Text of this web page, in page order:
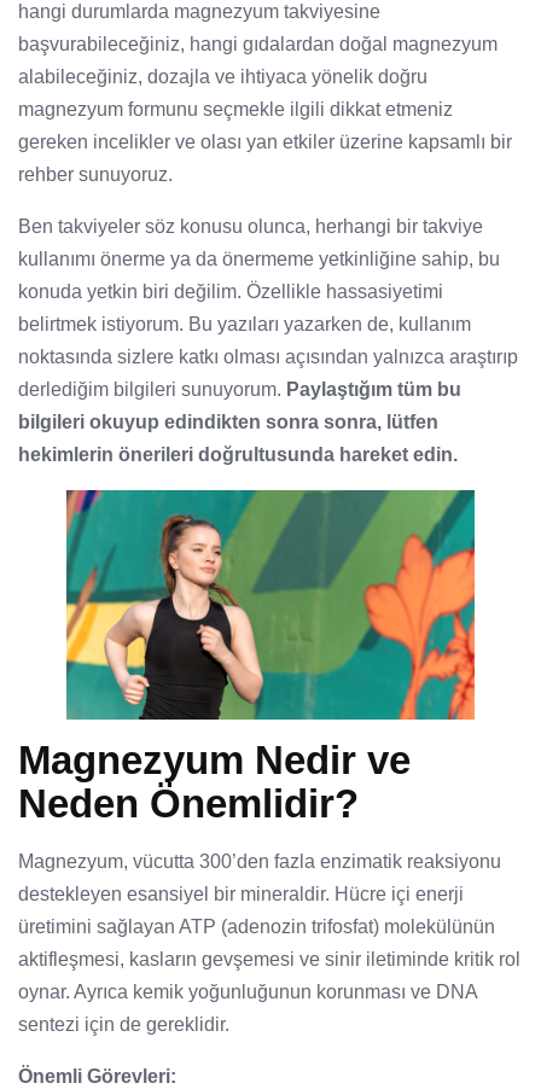
hangi durumlarda magnezyum takviyesine
başvurabileceğiniz, hangi gıdalardan doğal magnezyum
alabileceğiniz, dozajla ve ihtiyaca yönelik doğru
magnezyum formunu seçmekle ilgili dikkat etmeniz
gereken incelikler ve olası yan etkiler üzerine kapsamlı bir
rehber sunuyoruz.
Ben takviyeler söz konusu olunca, herhangi bir takviye
kullanımı önerme ya da önermeme yetkinliğine sahip, bu
konuda yetkin biri değilim. Özellikle hassasiyetimi
belirtmek istiyorum. Bu yazıları yazarken de, kullanım
noktasında sizlere katkı olması açısından yalnızca araştırıp
derlediğim bilgileri sunuyorum. Paylaştığım tüm bu
bilgileri okuyup edindikten sonra sonra, lütfen
hekimlerin önerileri doğrultusunda hareket edin.
Magnezyum Nedir ve
Neden Önemlidir?
Magnezyum, vücutta 300’den fazla enzimatik reaksiyonu
destekleyen esansiyel bir mineraldir. Hücre içi enerji
üretimini sağlayan ATP (adenozin trifosfat) molekülünün
aktifleşmesi, kasların gevşemesi ve sinir iletiminde kritik rol
oynar. Ayrıca kemik yoğunluğunun korunması ve DNA
sentezi için de gereklidir.
Önemli Görevleri: